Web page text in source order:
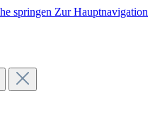
springen Zur Hauptnavigation